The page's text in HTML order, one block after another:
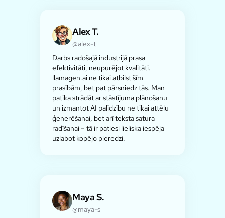
Alex T.
@alex-t
Darbs radošajā industrijā prasa
efektivitāti, neupurējot kvalitāti.
llamagen.ai ne tikai atbilst šīm
prasībām, bet pat pārsniedz tās. Man
patika strādāt ar stāstījuma plānošanu
un izmantot AI palīdzību ne tikai attēlu
ģenerēšanai, bet arī teksta satura
radīšanai – tā ir patiesi lieliska iespēja
uzlabot kopējo pieredzi.
Maya S.
@maya-s